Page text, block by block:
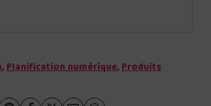
,Planification numérique,Produits